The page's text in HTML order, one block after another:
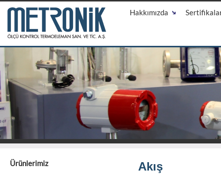
Hakkımızda
Ürünlerimiz Akış